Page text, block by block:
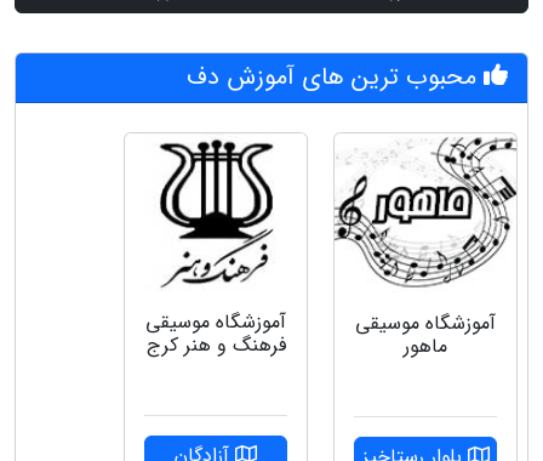
محبوب ترین های آموزش دف
آموزشگاه موسیقی
ماهور
آموزشگاه موسیقی
فرهنگ و هنر کرج